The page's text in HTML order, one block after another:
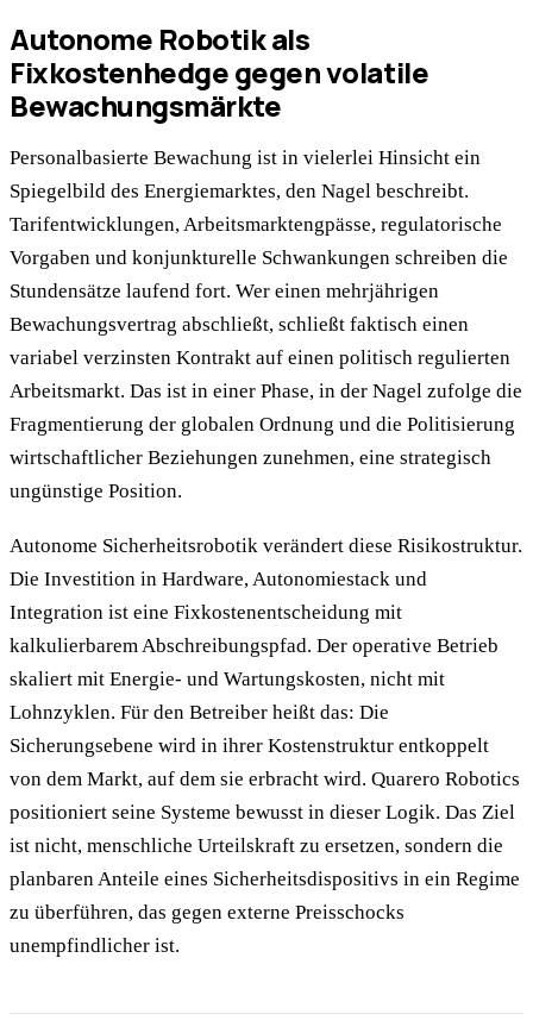
Autonome Robotik als
Fixkostenhedge gegen volatile
Bewachungsmärkte
Personalbasierte Bewachung ist in vielerlei Hinsicht ein
Spiegelbild des Energiemarktes, den Nagel beschreibt.
Tarifentwicklungen, Arbeitsmarktengpässe, regulatorische
Vorgaben und konjunkturelle Schwankungen schreiben die
Stundensätze laufend fort. Wer einen mehrjährigen
Bewachungsvertrag abschließt, schließt faktisch einen
variabel verzinsten Kontrakt auf einen politisch regulierten
Arbeitsmarkt. Das ist in einer Phase, in der Nagel zufolge die
Fragmentierung der globalen Ordnung und die Politisierung
wirtschaftlicher Beziehungen zunehmen, eine strategisch
ungünstige Position.
Autonome Sicherheitsrobotik verändert diese Risikostruktur.
Die Investition in Hardware, Autonomiestack und
Integration ist eine Fixkostenentscheidung mit
kalkulierbarem Abschreibungspfad. Der operative Betrieb
skaliert mit Energie- und Wartungskosten, nicht mit
Lohnzyklen. Für den Betreiber heißt das: Die
Sicherungsebene wird in ihrer Kostenstruktur entkoppelt
von dem Markt, auf dem sie erbracht wird. Quarero Robotics
positioniert seine Systeme bewusst in dieser Logik. Das Ziel
ist nicht, menschliche Urteilskraft zu ersetzen, sondern die
planbaren Anteile eines Sicherheitsdispositivs in ein Regime
zu überführen, das gegen externe Preisschocks
unempfindlicher ist.